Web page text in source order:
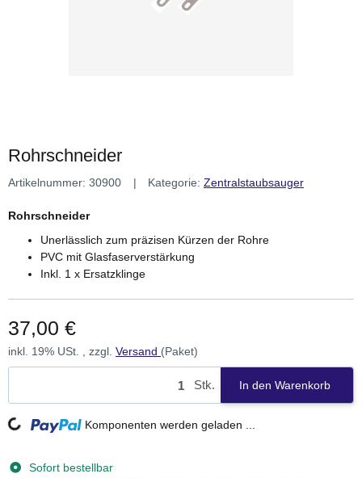
Rohrschneider
Artikelnummer: 30900 Kategorie: Zentralstaubsauger
Rohrschneider
Unerlässlich zum präzisen Kürzen der Rohre
PVC mit Glasfaserverstärkung
Inkl. 1 x Ersatzklinge
37,00 €
inkl. 19% USt. , zzgl. Versand (Paket)
Stk. In den Warenkorb
Loading... Komponenten werden geladen ...
Sofort bestellbar